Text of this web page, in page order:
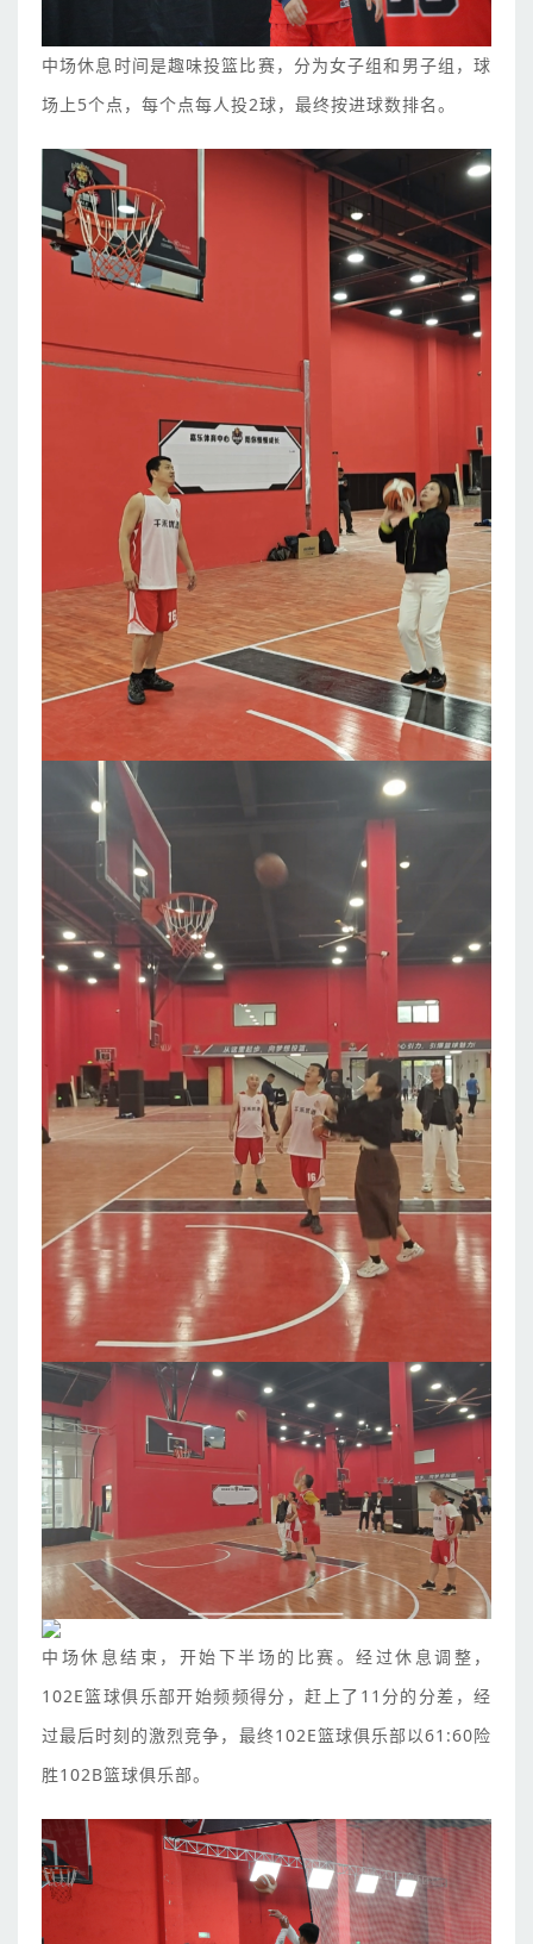
中场休息时间是趣味投篮比赛，分为女子组和男子组，球
场上5个点，每个点每人投2球，最终按进球数排名。
中场休息结束，开始下半场的比赛。经过休息调整，
102E篮球俱乐部开始频频得分，赶上了11分的分差，经
过最后时刻的激烈竞争，最终102E篮球俱乐部以61:60险
胜102B篮球俱乐部。